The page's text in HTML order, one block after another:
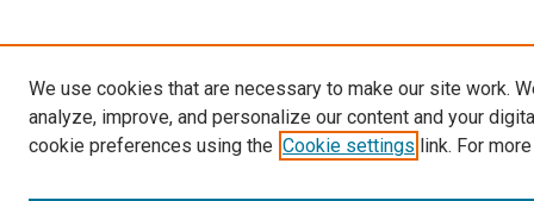
We use cookies that are necessary to make our site work.
analyze, improve, and personalize our content and your
cookie preferences using the Cookie settings link. For